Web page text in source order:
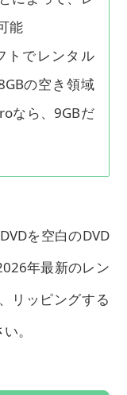
能
でレンタル
の空き領域
なら、9GBだ
を空白のDVD
年最新のレン
リッピングする
。